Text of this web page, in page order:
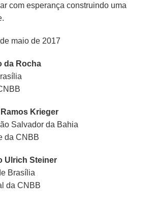
com esperança construindo uma
maio de 2017
da Rocha
Krieger
Salvador da Bahia
da CNBB
Ulrich Steiner
Brasília
da CNBB